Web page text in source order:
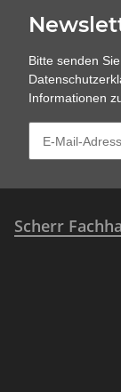
Bitte senden
Informationen
Scherr